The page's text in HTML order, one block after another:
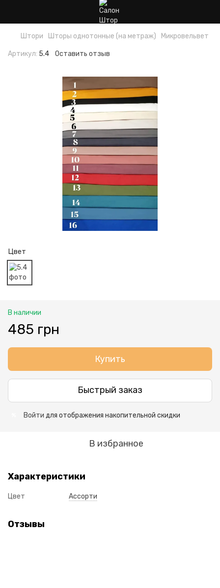
Штори Шторы однотонные (на метраж) Микровельвет
Артикул: 5.4 Оставить отзыв
Цвет
В наличии
485 грн
Купить
Быстрый заказ
Войти для отображения накопительной скидки
В избранное
Характеристики
Цвет Ассорти
Отзывы